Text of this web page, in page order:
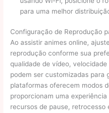
para uma melhor
Configuração de Reprodução
Ao assistir animes online,
reprodução conforme sua
qualidade de vídeo,
podem ser customizadas
plataformas oferecem modos
proporcionam uma
recursos de pause,